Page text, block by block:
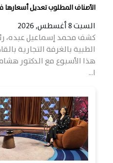
الأصناف المطلوب تعديل أسعارها
السبت 8 أغسطس, 2026
كشف محمد إسماعيل عبده،
الطبية بالغرفة التجارية
هذا الأسبوع مع الدكتور
ا...